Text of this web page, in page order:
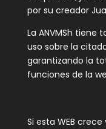
por su creador
La ANVMSh tiene
uso sobre la
garantizando la
funciones de la
Si esta WEB